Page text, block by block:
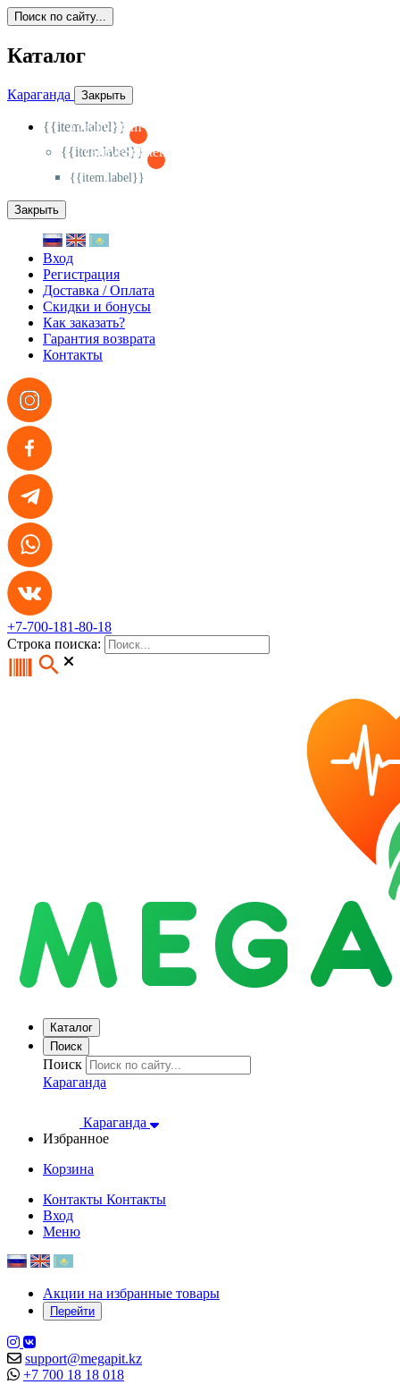
Поиск по сайту...
Каталог
Караганда Закрыть
{{item.label}}
{{activeItem==item.id?'-
{{item.label}}
{{activeSubitem==item.id?'-
{{item.label}}
Закрыть
Вход
Регистрация
Доставка / Оплата
Скидки и бонусы
Как заказать?
Гарантия возврата
Контакты
+7-700-181-80-18
Строка поиска:
Каталог
Поиск
Поиск
Караганда
Караганда
Избранное
Корзина
Контакты Контакты
Вход
Меню
Акции на избранные товары
Перейти
support@megapit.kz
+7 700 18 18 018